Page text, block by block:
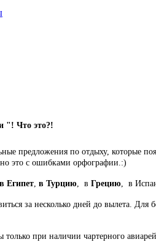
"! Что это?!
предложения по отдыху, которые
это с ошибками орфографии.:)
Египет, в Турцию, в Грецию, в
за несколько дней до вылета.
только при наличии чартерного